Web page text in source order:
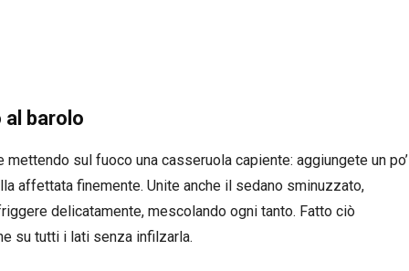
barolo
sul fuoco una casseruola capiente: aggiungete un po’
affettata finemente. Unite anche il sedano sminuzzato,
delicatamente, mescolando ogni tanto. Fatto ciò
su tutti i lati senza infilzarla.